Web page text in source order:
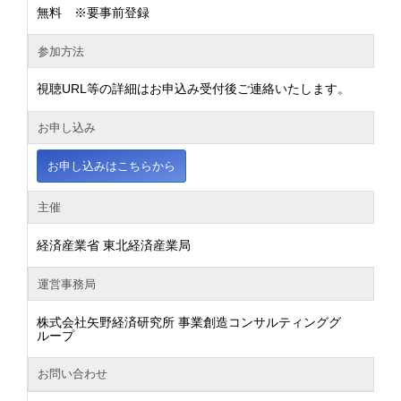
無料 ※要事前登録
参加方法
視聴URL等の詳細はお申込み受付後ご連絡いたします。
お申し込み
お申し込みはこちらから
主催
経済産業省 東北経済産業局
運営事務局
株式会社矢野経済研究所 事業創造コンサルティンググ
ループ
お問い合わせ